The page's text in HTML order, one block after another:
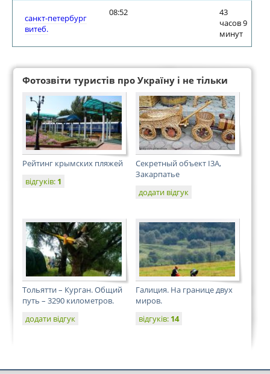
санкт-петербург
витеб.
08:52
43
часов 9
минут
Фотозвіти туристів про Україну і не тільки
Рейтинг крымских пляжей
відгуків: 1
Секретный объект І3А,
Закарпатье
додати відгук
Тольятти – Курган. Общий
путь – 3290 километров.
додати відгук
Галиция. На границе двух
миров.
відгуків: 14